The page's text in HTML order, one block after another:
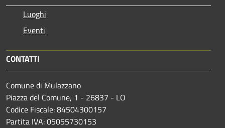
Luoghi
Eventi
CONTATTI
Comune di Mulazzano
Piazza del Comune, 1 - 26837 - LO
Codice Fiscale: 84504300157
Partita IVA: 05055730153